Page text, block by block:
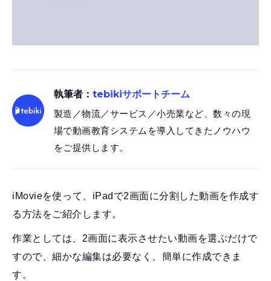
執筆者： tebikiサポートチーム
製造／物流／サービス／小売業など、数々の現
場で動画教育システムを導入してきたノウハウ
をご提供します。
iMovieを使って、iPadで2画面に分割した動画を作成す
る方法をご紹介します。
作業としては、2画面に表示させたい動画を選ぶだけで
すので、細かな編集は必要なく、簡単に作成できま
す。